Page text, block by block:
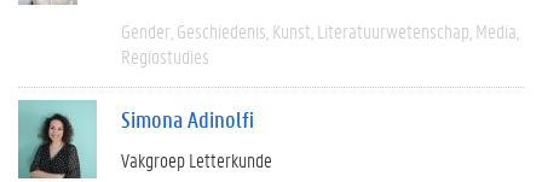
Gender Geschiedenis Kunst Literatuurwetenschap Media
Regiostudies
Simona Adinolfi
Vakgroep Letterkunde